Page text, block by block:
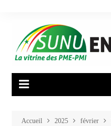
Accueil 2025 février